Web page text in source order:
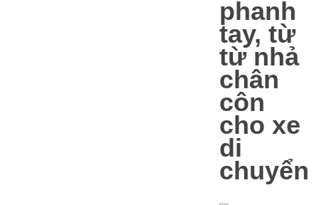
phanh
tay, từ
từ nhả
chân
côn
cho xe
di
chuyển